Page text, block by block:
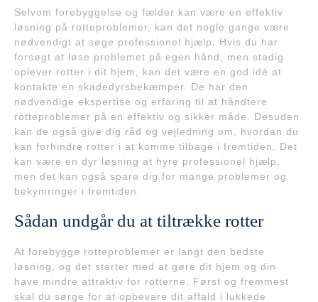
Selvom forebyggelse og fælder kan være en effektiv
løsning på rotteproblemer, kan det nogle gange være
nødvendigt at søge professionel hjælp. Hvis du har
forsøgt at løse problemet på egen hånd, men stadig
oplever rotter i dit hjem, kan det være en god idé at
kontakte en skadedyrsbekæmper. De har den
nødvendige ekspertise og erfaring til at håndtere
rotteproblemer på en effektiv og sikker måde. Desuden
kan de også give dig råd og vejledning om, hvordan du
kan forhindre rotter i at komme tilbage i fremtiden. Det
kan være en dyr løsning at hyre professionel hjælp,
men det kan også spare dig for mange problemer og
bekymringer i fremtiden.
Sådan undgår du at tiltrække rotter
At forebygge rotteproblemer er langt den bedste
løsning, og det starter med at gøre dit hjem og din
have mindre attraktiv for rotterne. Først og fremmest
skal du sørge for at opbevare dit affald i lukkede